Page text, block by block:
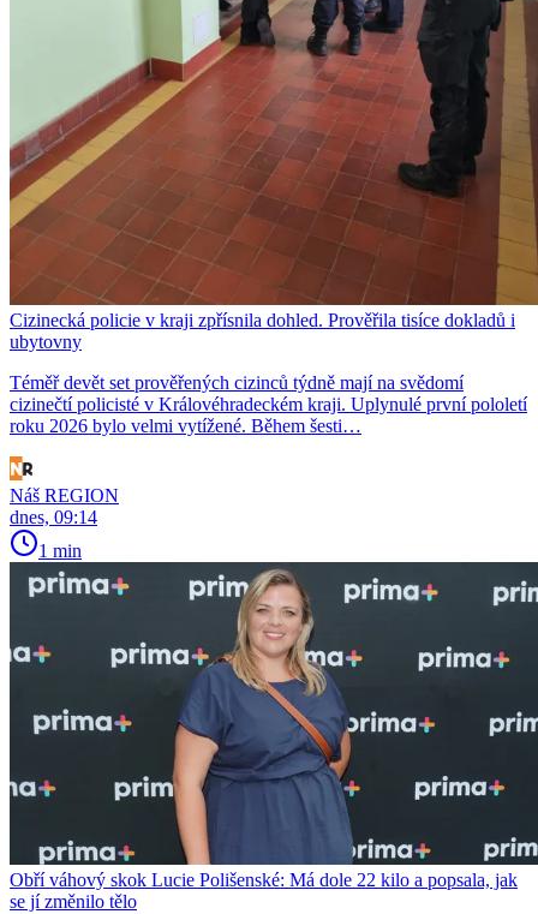
Cizinecká policie v kraji zpřísnila dohled. Prověřila tisíce dokladů i
ubytovny
Téměř devět set prověřených cizinců týdně mají na svědomí
cizinečtí policisté v Královéhradeckém kraji. Uplynulé první pololetí
roku 2026 bylo velmi vytížené. Během šesti…
Náš REGION
dnes, 09:14
1 min
Obří váhový skok Lucie Polišenské: Má dole 22 kilo a popsala, jak
se jí změnilo tělo